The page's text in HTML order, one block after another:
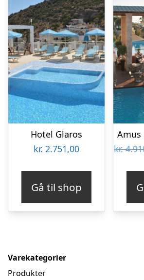
Hotel Glaros
kr. 2.751,00
Gå til shop
kr.
Varekategorier
Produkter